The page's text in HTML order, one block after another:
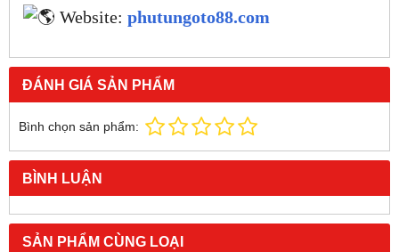
Website: phutungoto88.com
ĐÁNH GIÁ SẢN PHẨM
Bình chọn sản phẩm:
BÌNH LUẬN
SẢN PHẨM CÙNG LOẠI